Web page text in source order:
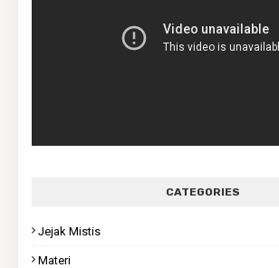
CATEGORIES
Jejak Mistis
Materi